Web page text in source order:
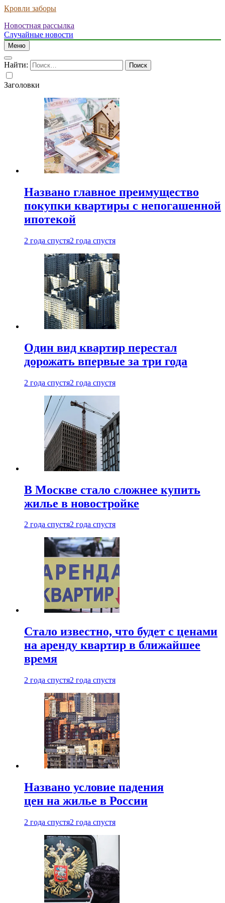
Кровли заборы
Новостная рассылка
Случайные новости
Меню
Найти:
Заголовки
Названо главное преимущество
покупки квартиры с непогашенной
ипотекой
2 года спустя2 года спустя
Один вид квартир перестал
дорожать впервые за три года
2 года спустя2 года спустя
В Москве стало сложнее купить
жилье в новостройке
2 года спустя2 года спустя
Стало известно, что будет с ценами
на аренду квартир в ближайшее
время
2 года спустя2 года спустя
Названо условие падения
цен на жилье в России
2 года спустя2 года спустя